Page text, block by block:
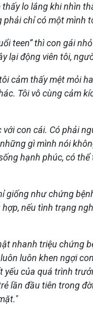
lo lắng khi
chỉ có một mình
teen” thì con gái
lại động viên tôi,
cảm thấy mệt
Tôi vô cùng cảm
con cái. Có phải
gì mình nói
hạnh phúc, có
như chứng
nếu tình trạng
nhanh triệu
luôn khen ngợi
của quá trình
lần đầu tiên trong